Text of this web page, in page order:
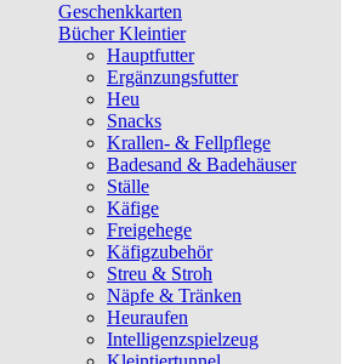
Geschenkkarten
Bücher Kleintier
Hauptfutter
Ergänzungsfutter
Heu
Snacks
Krallen- & Fellpflege
Badesand & Badehäuser
Ställe
Käfige
Freigehege
Käfigzubehör
Streu & Stroh
Näpfe & Tränken
Heuraufen
Intelligenzspielzeug